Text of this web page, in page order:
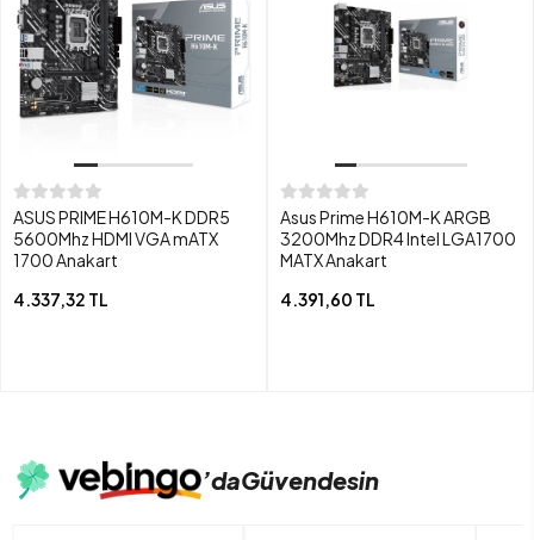
ASUS PRIME H610M-K DDR5
5600Mhz HDMI VGA mATX
1700 Anakart
4.337,32 TL
Asus Prime H610M-K ARGB
3200Mhz DDR4 Intel LGA1700
MATX Anakart
4.391,60 TL
’daGüvendesin